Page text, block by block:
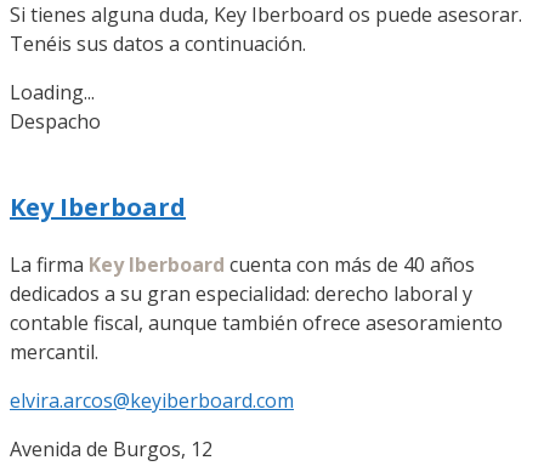
Si tienes alguna duda, Key Iberboard os puede asesorar.
Tenéis sus datos a continuación.
Loading...
Despacho
Key Iberboard
La firma Key Iberboard cuenta con más de 40 años
dedicados a su gran especialidad: derecho laboral y
contable fiscal, aunque también ofrece asesoramiento
mercantil.
elvira.arcos@keyiberboard.com
Avenida de Burgos, 12